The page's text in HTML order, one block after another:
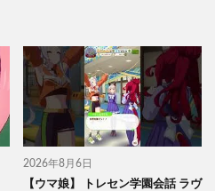
2026年8月6日
【ウマ娘】 トレセン学園会話 ラヴ